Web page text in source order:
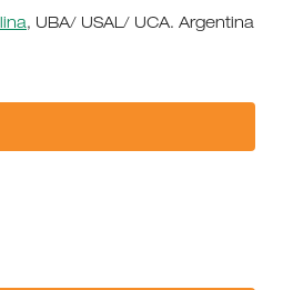
, UBA/ USAL/ UCA. Argentina